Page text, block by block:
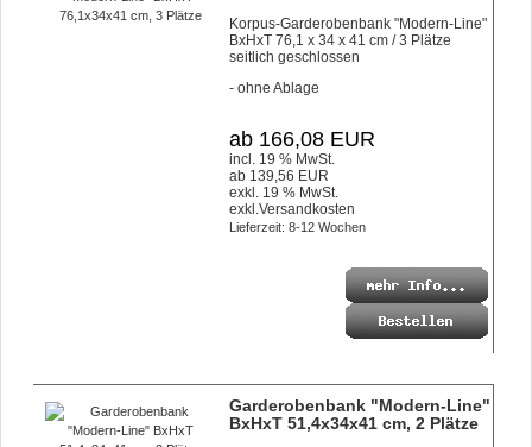
Korpus-Garderobenbank "Modern-Line"
BxHxT 76,1 x 34 x 41 cm / 3 Plätze
seitlich geschlossen
- ohne Ablage
ab 166,08 EUR
incl. 19 % MwSt.
ab 139,56 EUR
exkl. 19 % MwSt.
exkl.Versandkosten
Lieferzeit: 8-12 Wochen
Garderobenbank "Modern-Line"
BxHxT 51,4x34x41 cm, 2 Plätze